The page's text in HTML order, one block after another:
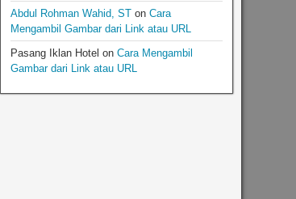
Abdul Rohman Wahid, STon Cara
Mengambil Gambar dari Link atau URL
Pasang Iklan Hotel on Cara Mengambil
Gambar dari Link atau URL